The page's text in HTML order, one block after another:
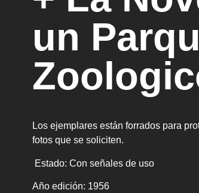
un
Los ejemplares están forrados para
fotos que se soliciten.
Estado: Con señales de uso
Año edición: 1956